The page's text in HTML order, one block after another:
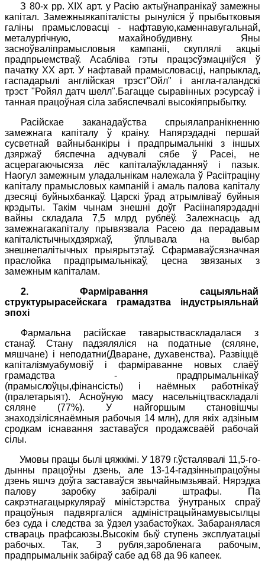
З 80-х pp. XIX арт. у Расію актыўнапранікаў замежны
капітал. Замежныякапіталісты рынуліся ў прыбытковыя
галіны прамысловасці - нафтавую,каменнавугальнай,
металургічную, махайнобудивну. Яны
засноўваліпрамысловыя кампаніі, скуплялі акцыі
прадпрыемстваў. Асабліва гэты працэсўзмацніўся ў
пачатку XX арт. У нафтавай прамысловасці, напрыклад,
гаспадарылі англійская трэст"Ойл" і англа-галандскі
трэст "Ройял датч шелл".Багацце сыравінных рэсурсаў і
танная працоўная сіла забяспечвалі высокіяпрыбытку.
Расійскае заканадаўства спрыялапранікненню
замежнага капіталу ў краіну. Напярэдадні першай
сусветнай вайныбанкіры і прадпрымальнікі з іншых
дзяржаў бяспечна адчувалі сябе ў Расеі, не
асцерагаючысяза лёс капіталаўкладанняў і пазык.
Наогул замежным уладальнікам належала ў Расіітраціну
капіталу прамысловых кампаній і амаль палова капіталу
дзесяці буйныхбанкаў. Царскі ўрад атрымліваў буйныя
крэдыты. Такім чынам знешні доўг Расіінапярэдадні
вайны складала 7,5 млрд рублёў. Залежнасць ад
замежнагакапіталу прывязвала Расею да перадавым
капіталістычныхдзяржаў, ўплывала на выбар
знешнепалітычных прыярытэтаў. Сфармаваўсязначная
праслойка прадпрымальнікаў, цесна звязаных з
замежным капіталам.
2. Фарміравання сацыяльнай
структурырасейскага грамадзтва індустрыяльнай
эпохі
Фармальна расійскае таварыстваскладалася з
станаў. Стану падзяляліся на податные (сяляне,
мяшчане) і неподатни(Дваране, духавенства). Развіццё
капіталізмуабумовіў і фарміраванне новых слаёў
грамадства - прадпрымальнікаў
(прамыслоўцы,фінансісты) і наёмных работнікаў
(пралетарыят). Асноўную масу насельніцтваскладалі
сяляне (77%).
У найгоршым становішчы
знаходзілісянаёмныя рабочыя 14 млн), для якіх адзіным
сродкам існавання заставаўся продажсваёй рабочай
сілы.
Умовы працы былі цяжкімі. У 1879 г.ўсталявалі 11,5-го-
дынны працоўны дзень, але 13-14-гадзінныпрацоўны
дзень яшчэ доўга заставаўся звычайнымзьявай. Нярэдка
палову заробку забіралі штрафы. Па
сакрэтнагацыркуляраў міністэрства ўнутраных спраў
працоўныя падвяргаліся адміністрацыйнамувысылцы
без суда і следства за ўдзел узабастоўках. Забаранялася
ствараць прафсаюзы.Высокім быў ступень эксплуатацыі
рабочых. Так, З рубля,заробленага рабочым,
прадпрымальнік забіраў сабе ад 68 да 96 капеек.